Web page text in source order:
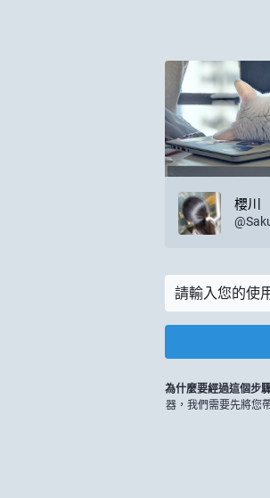
櫻川
@
為什麼要經過這個步
器，我們需要先將您